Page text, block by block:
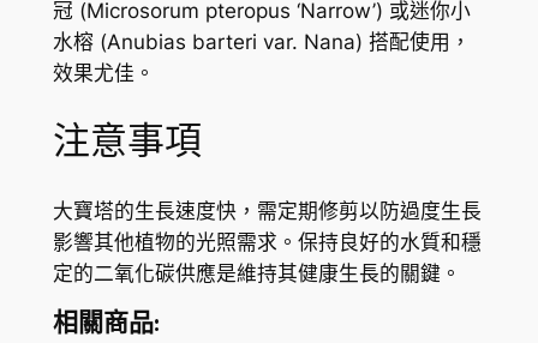
冠 (Microsorum pteropus ‘Narrow’) 或迷你小
水榕 (Anubias barteri var. Nana) 搭配使用，
效果尤佳。
注意事項
大寶塔的生長速度快，需定期修剪以防過度生長
影響其他植物的光照需求。保持良好的水質和穩
定的二氧化碳供應是維持其健康生長的關鍵。
相關商品: